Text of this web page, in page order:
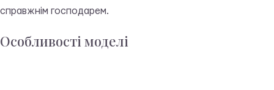
справжнім господарем.
Особливості моделі